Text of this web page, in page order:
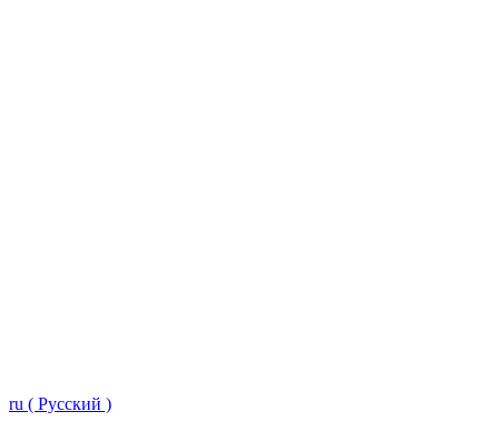
ru ( Русский )